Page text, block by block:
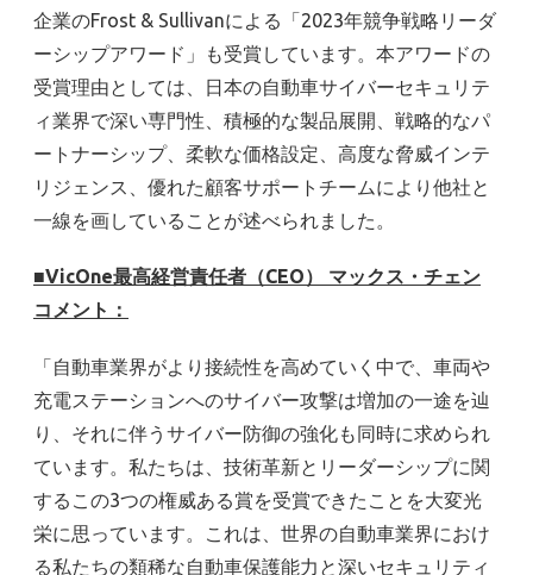
企業のFrost & Sullivanによる「2023年競争戦略リーダ
ーシップアワード」も受賞しています。本アワードの
受賞理由としては、日本の自動車サイバーセキュリテ
ィ業界で深い専門性、積極的な製品展開、戦略的なパ
ートナーシップ、柔軟な価格設定、高度な脅威インテ
リジェンス、優れた顧客サポートチームにより他社と
一線を画していることが述べられました。
■VicOne最高経営責任者（CEO） マックス・チェン
コメント：
「自動車業界がより接続性を高めていく中で、車両や
充電ステーションへのサイバー攻撃は増加の一途を辿
り、それに伴うサイバー防御の強化も同時に求められ
ています。私たちは、技術革新とリーダーシップに関
するこの3つの権威ある賞を受賞できたことを大変光
栄に思っています。これは、世界の自動車業界におけ
る私たちの類稀な自動車保護能力と深いセキュリティ